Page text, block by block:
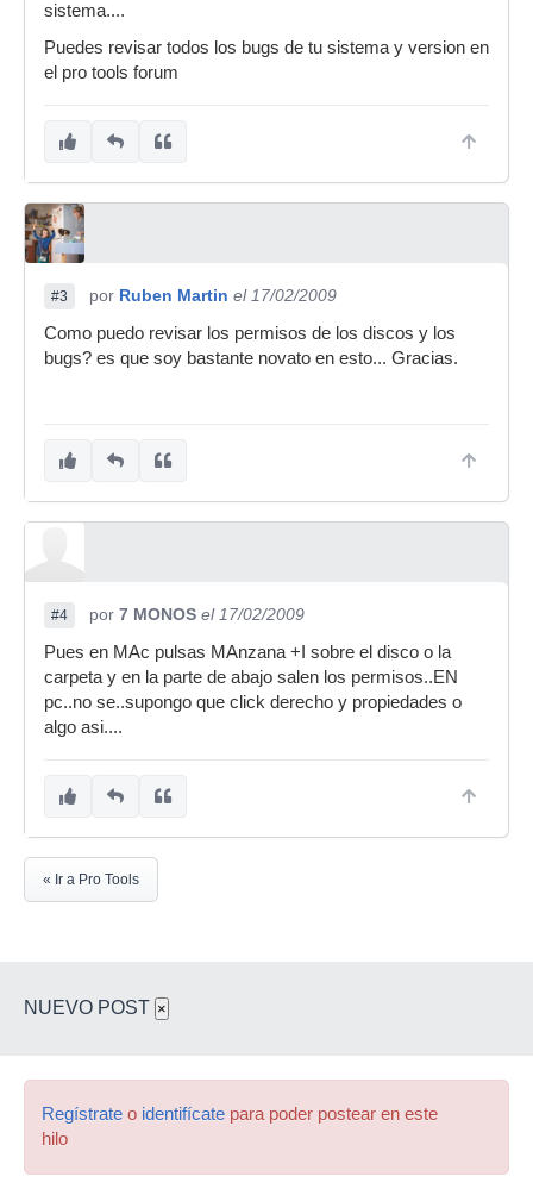
sistema....
Puedes revisar todos los bugs de tu sistema y version en
el pro tools forum
#3 por Ruben Martin el 17/02/2009
Como puedo revisar los permisos de los discos y los
bugs? es que soy bastante novato en esto... Gracias.
#4 por 7 MONOS el 17/02/2009
Pues en MAc pulsas MAnzana +I sobre el disco o la
carpeta y en la parte de abajo salen los permisos..EN
pc..no se..supongo que click derecho y propiedades o
algo asi....
« Ir a Pro Tools
NUEVO POST ×
Regístrate o identifícate para poder postear en este
hilo